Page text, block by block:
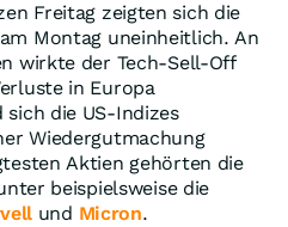
Freitag zeigten sich die
Montag uneinheitlich. An
wirkte der Tech-Sell-Off
in Europa
die US-Indizes
Wiedergutmachung
Aktien gehörten die
beispielsweise die
und Micron.